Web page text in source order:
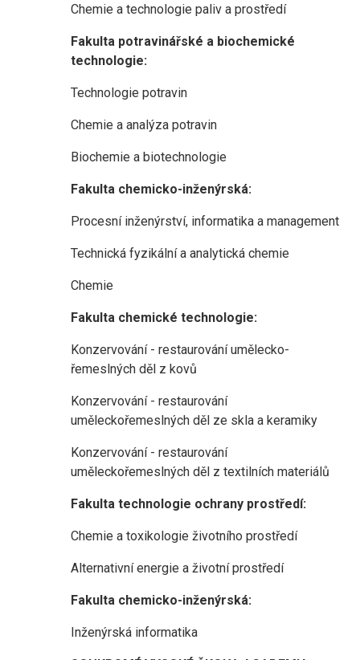
Chemie a technologie paliv a prostředí
Fakulta potravinářské a biochemické
technologie:
Technologie potravin
Chemie a analýza potravin
Biochemie a biotechnologie
Fakulta chemicko-inženýrská:
Procesní inženýrství, informatika a management
Technická fyzikální a analytická chemie
Chemie
Fakulta chemické technologie:
Konzervování - restaurování umělecko-
řemeslných děl z kovů
Konzervování - restaurování
uměleckořemeslných děl ze skla a keramiky
Konzervování - restaurování
uměleckořemeslných děl z textilních materiálů
Fakulta technologie ochrany prostředí:
Chemie a toxikologie životního prostředí
Alternativní energie a životní prostředí
Fakulta chemicko-inženýrská:
Inženýrská informatika